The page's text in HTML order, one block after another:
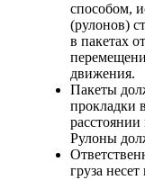
способом,
(рулонов)
в пакетах
движения.
Пакеты
прокладки
расстоянии
Рулоны
груза